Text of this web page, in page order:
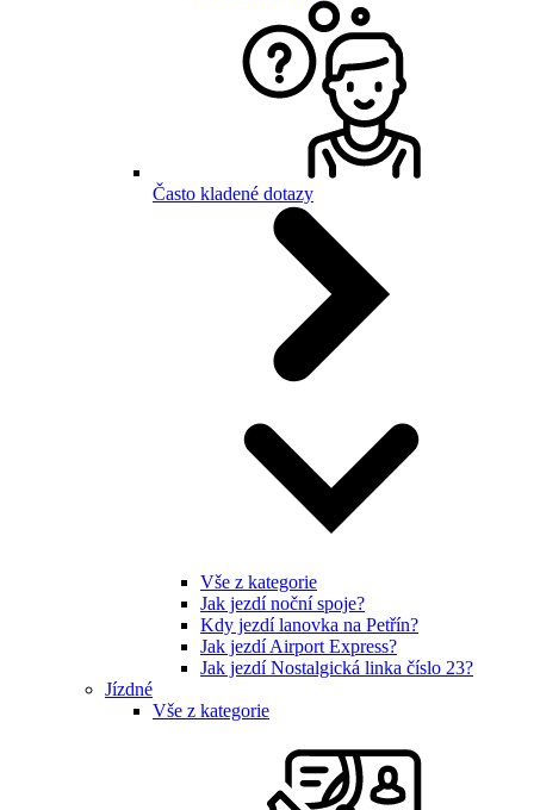
Často kladené dotazy
Vše z kategorie
Jak jezdí noční spoje?
Kdy jezdí lanovka na Petřín?
Jak jezdí Airport Express?
Jak jezdí Nostalgická linka číslo 23?
Jízdné
Vše z kategorie